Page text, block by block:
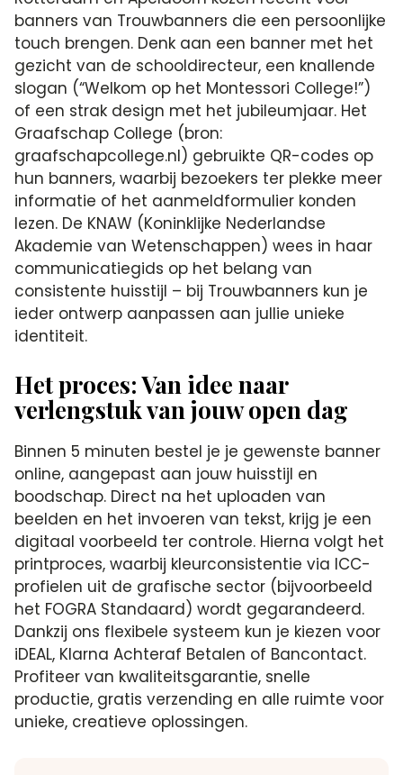
banners van Trouwbanners die een persoonlijke
touch brengen. Denk aan een banner met het
gezicht van de schooldirecteur, een knallende
slogan (“Welkom op het Montessori College!”)
of een strak design met het jubileumjaar. Het
Graafschap College (bron:
graafschapcollege.nl) gebruikte QR-codes op
hun banners, waarbij bezoekers ter plekke meer
informatie of het aanmeldformulier konden
lezen. De KNAW (Koninklijke Nederlandse
Akademie van Wetenschappen) wees in haar
communicatiegids op het belang van
consistente huisstijl – bij Trouwbanners kun je
ieder ontwerp aanpassen aan jullie unieke
identiteit.
Het proces: Van idee naar
verlengstuk van jouw open dag
Binnen 5 minuten bestel je je gewenste banner
online, aangepast aan jouw huisstijl en
boodschap. Direct na het uploaden van
beelden en het invoeren van tekst, krijg je een
digitaal voorbeeld ter controle. Hierna volgt het
printproces, waarbij kleurconsistentie via ICC-
profielen uit de grafische sector (bijvoorbeeld
het FOGRA Standaard) wordt gegarandeerd.
Dankzij ons flexibele systeem kun je kiezen voor
iDEAL, Klarna Achteraf Betalen of Bancontact.
Profiteer van kwaliteitsgarantie, snelle
productie, gratis verzending en alle ruimte voor
unieke, creatieve oplossingen.